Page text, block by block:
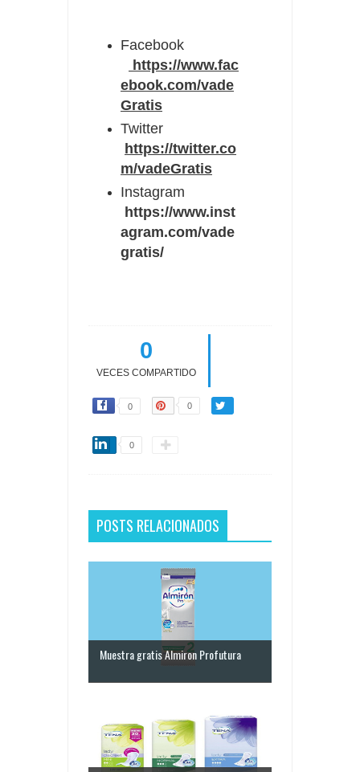
Facebook
https://www.fac
ebook.com/vade
Gratis
Twitter
https://twitter.co
m/vadeGratis
Instagram
https://www.inst
agram.com/vade
gratis/
0
VECES COMPARTIDO
0 0
0
POSTS RELACIONADOS
Muestra gratis Almiron Profutura